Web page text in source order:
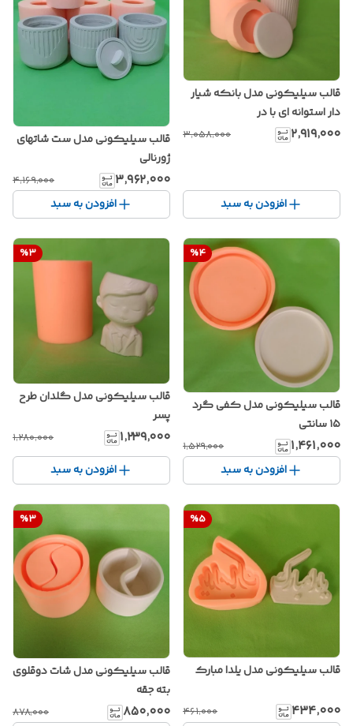
قالب سیلیکونی مدل بانکه شیار
دار استوانه ای با در
۲٬۹۱۹٬۰۰۰ ۳٬۰۵۸٬۰۰۰
افزودن به سبد
قالب سیلیکونی مدل ست شاتهای
ژورنالی
۳٬۹۶۲٬۰۰۰ ۴٬۱۶۹٬۰۰۰
افزودن به سبد
%4
قالب سیلیکونی مدل کفی گرد
۱۵ سانتی
۱٬۴۶۱٬۰۰۰ ۱٬۵۲۹٬۰۰۰
افزودن به سبد
%3
قالب سیلیکونی مدل گلدان طرح
پسر
۱٬۲۳۹٬۰۰۰ ۱٬۲۸۰٬۰۰۰
افزودن به سبد
%5
قالب سیلیکونی مدل یلدا مبارک
۴۳۴٬۰۰۰ ۴۶۱٬۰۰۰
%3
قالب سیلیکونی مدل شات دوقلوی
بته جقه
۸۵۰٬۰۰۰ ۸۷۸٬۰۰۰